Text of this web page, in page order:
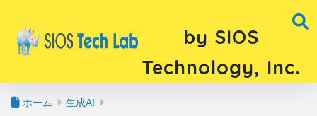
by SIOS
Technology, Inc.
ホーム 生成AI